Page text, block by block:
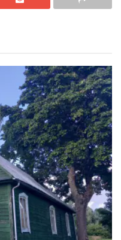
vila pagal paskirtį
vieta:
– aktorinio meistriškumo
Latėnaite
kraštiečius iš įvairių